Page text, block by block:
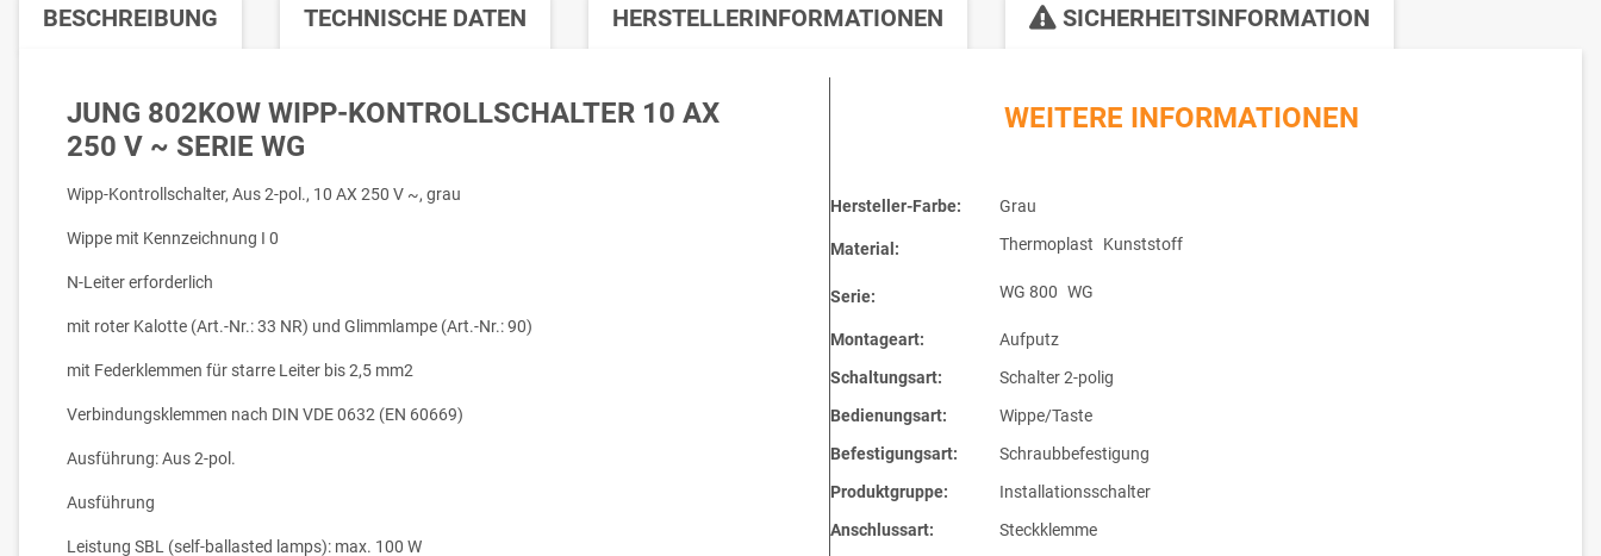
BESCHREIBUNG TECHNISCHE DATEN HERSTELLERINFORMATIONEN SICHERHEITSINFORMATION
JUNG 802KOW WIPP-KONTROLLSCHALTER 10 AX
250 V ~ SERIE WG
Wipp-Kontrollschalter, Aus 2-pol., 10 AX 250 V ~, grau
Wippe mit Kennzeichnung I 0
N-Leiter erforderlich
mit roter Kalotte (Art.-Nr.: 33 NR) und Glimmlampe (Art.-Nr.: 90)
mit Federklemmen für starre Leiter bis 2,5 mm2
Verbindungsklemmen nach DIN VDE 0632 (EN 60669)
Ausführung: Aus 2-pol.
Ausführung
Leistung SBL (self-ballasted lamps): max. 100 W
WEITERE INFORMATIONEN
Hersteller-Farbe: Grau
Material: Thermoplast Kunststoff
Serie: WG 800 WG
Montageart:
Aufputz
Schaltungsart:
Schalter 2-polig
Bedienungsart:
Wippe/Taste
Befestigungsart:
Schraubbefestigung
Produktgruppe:
Installationsschalter
Anschlussart:
Steckklemme